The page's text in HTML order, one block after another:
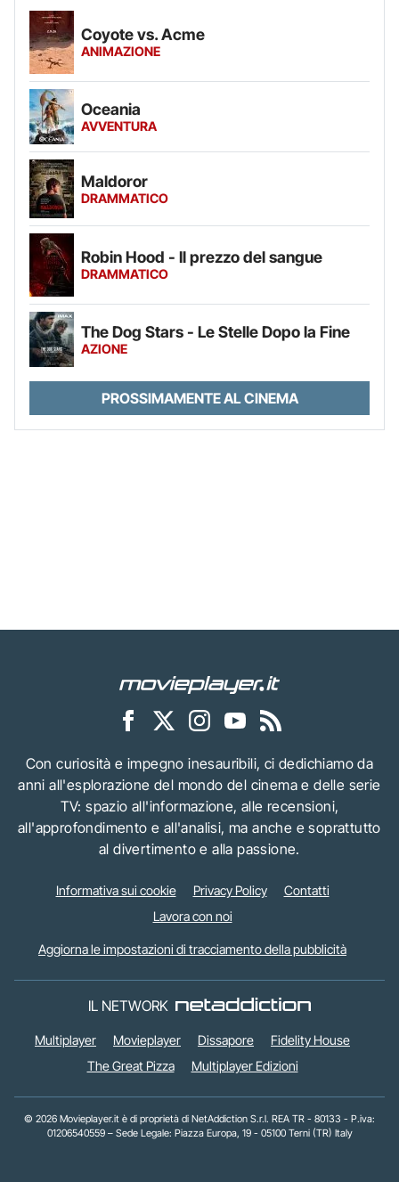
Coyote vs. Acme
ANIMAZIONE
Oceania
AVVENTURA
Maldoror
DRAMMATICO
Robin Hood - Il prezzo del sangue
DRAMMATICO
The Dog Stars - Le Stelle Dopo la Fine
AZIONE
PROSSIMAMENTE AL CINEMA
Con curiosità e impegno inesauribili, ci dedichiamo da
anni all'esplorazione del mondo del cinema e delle serie
TV: spazio all'informazione, alle recensioni,
all'approfondimento e all'analisi, ma anche e soprattutto
al divertimento e alla passione.
Informativa sui cookie Privacy Policy
Contatti
Lavora con noi
Aggiorna le impostazioni di tracciamento della pubblicità
IL NETWORK
Multiplayer Movieplayer Dissapore
Fidelity House
The Great Pizza
Multiplayer Edizioni
© 2026 Movieplayer.it è di proprietà di NetAddiction S.r.l. REA TR - 80133 - P.iva:
01206540559 – Sede Legale: Piazza Europa, 19 - 05100 Terni (TR) Italy